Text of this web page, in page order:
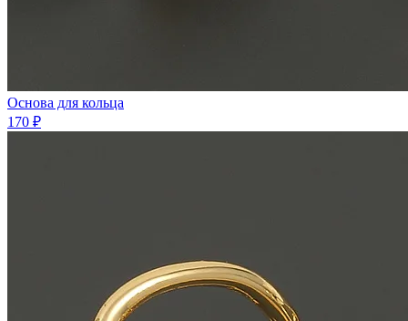
Основа для кольца
170 ₽